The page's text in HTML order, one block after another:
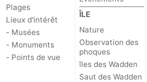
Plages
Lieux d'intérêt
- Musées
- Monuments
- Points de vue
ÎLE
Nature
Observation des
phoques
îles des Wadden
Saut des Wadden